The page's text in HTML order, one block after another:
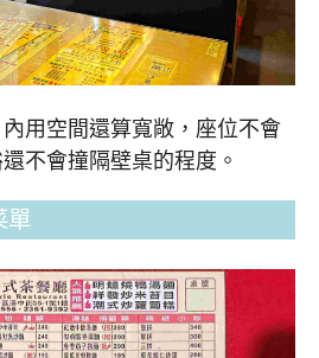
內用空間還算寬敞，座位不會
不會撞隔壁桌的程度。
單